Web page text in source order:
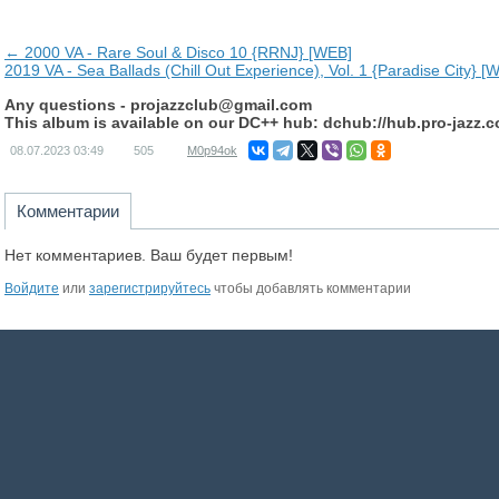
← 2000 VA - Rare Soul & Disco 10 {RRNJ} [WEB]
2019 VA - Sea Ballads (Chill Out Experience), Vol. 1 {Paradise City}
Any questions - projazzclub@gmail.com
This album is available on our DC++ hub: dchub://hub.pro-
08.07.2023 03:49 505 M0p94ok
Комментарии
Нет комментариев. Ваш будет первым!
Войдите или зарегистрируйтесь чтобы добавлять комментарии